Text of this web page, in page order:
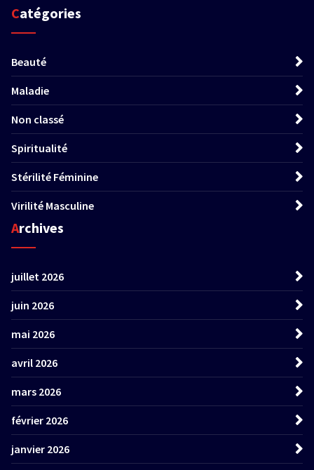
Catégories
Beauté
Maladie
Non classé
Spiritualité
Stérilité Féminine
Virilité Masculine
Archives
juillet 2026
juin 2026
mai 2026
avril 2026
mars 2026
février 2026
janvier 2026